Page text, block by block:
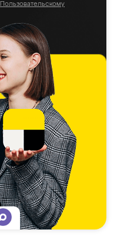
Пользовательскому